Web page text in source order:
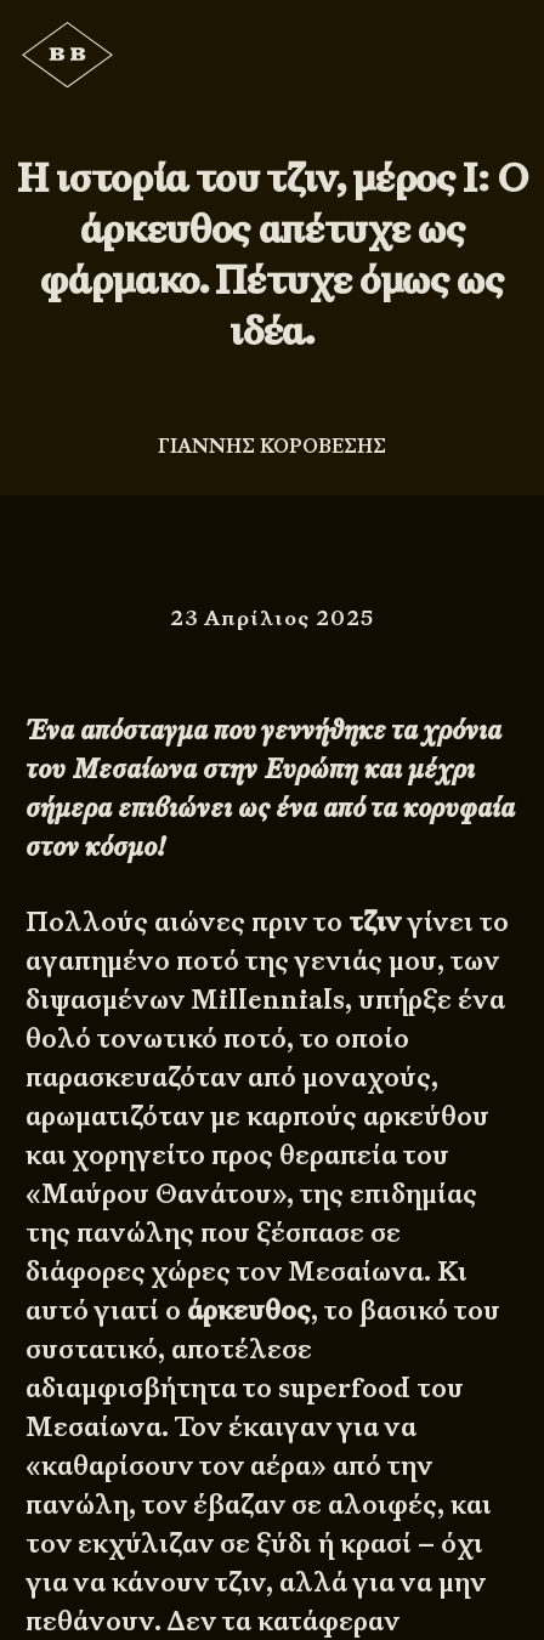
Η ιστορία του τζιν, μέρος Ι: Ο
άρκευθος απέτυχε ως
φάρμακο. Πέτυχε όμως ως
ιδέα.
ΓΙΑΝΝΗΣ ΚΟΡΟΒΕΣΗΣ
23 Απρίλιος 2025
Ένααπόσταγμα που γεννήθηκε τα χρόνια
του Μεσαίωνα στην Ευρώπη και μέχρι
σήμερα επιβιώνει ως ένα από τα κορυφαία
στον κόσμο!
Πολλούς αιώνες πριν το τζινγίνει το
αγαπημένο ποτό της γενιάς μου, των
διψασμένων Millennials, υπήρξε ένα
θολό τονωτικό ποτό, το οποίο
παρασκευαζόταν από μοναχούς,
αρωματιζόταν με καρπούς αρκεύθου
και χορηγείτο προς θεραπεία του
«Μαύρου Θανάτου», της επιδημίας
της πανώλης που ξέσπασε σε
διάφορες χώρες τον Μεσαίωνα. Κι
αυτό γιατί ο άρκευθος, το βασικό του
συστατικό, αποτέλεσε
αδιαμφισβήτητα το superfood του
Μεσαίωνα. Τον έκαιγαν για να
«καθαρίσουν τον αέρα» από την
πανώλη, τον έβαζαν σε αλοιφές, και
τον εκχύλιζαν σε ξύδι ή κρασί – όχι
για να κάνουν τζιν, αλλά για να μην
πεθάνουν. Δεν τα κατάφεραν